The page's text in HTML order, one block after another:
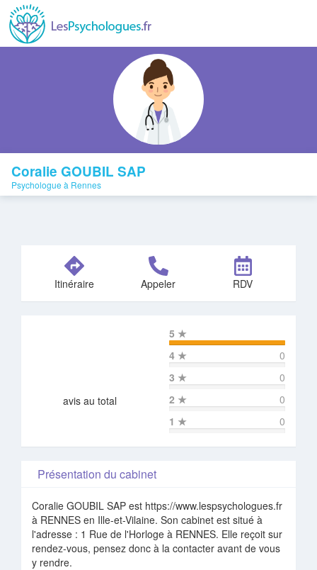
Coralie GOUBIL SAP
Psychologue à Rennes
Itinéraire Appeler RDV
avis au total
5 ★
4 ★
0
3 ★
0
2 ★
0
1 ★ 0
Présentation du cabinet
Coralie GOUBIL SAP est https://www.lespsychologues.fr
à RENNES en Ille-et-Vilaine. Son cabinet est situé à
l'adresse : 1 Rue de l'Horloge à RENNES. Elle reçoit sur
rendez-vous, pensez donc à la contacter avant de vous
y rendre.